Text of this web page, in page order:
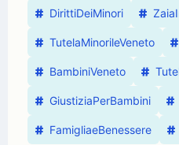
DirittiDeiMinori
TutelaMinorileVeneto
BambiniVeneto
GiustiziaPerBambini
FamigliaeBenessere